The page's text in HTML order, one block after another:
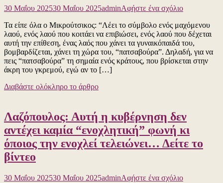
δικαιοσύνη,
αν
δεν
ήταν
ήδη
φυλακή!
Δείτε
της
30 Μαΐου 202530 Μαΐου 2025adminΑφήστε ένα σχόλιογια
για
“Πρέπει
να
πεις
τη
σημαία
ενός
μαχόμενου
Τα είπε όλα ο Μικρούτσικος: “Λέει το σύμβολο ενός μαχόμενου
λαού, ενός λαού που κοιτάει να επιβιώσει, ενός λαού που δέχεται
αυτή την επίθεση, ένας λαός που χάνει τα γυναικόπαιδά του,
βομβαρδίζεται, χάνει τη χώρα του, “πατσαβούρα”. Δηλαδή, για να
πεις “πατσαβούρα” τη σημαία ενός κράτους, που βρίσκεται στην
άκρη του γκρεμού, εγώ αν το […]
Διαβάστε ολόκληρο το άρθρο
Λαζόπουλος: Αυτή η κυβέρνηση δεν
αντέχει καμία “ενοχλητική” φωνή κι
όποιος την ενοχλεί τελειώνει… Δείτε το
βίντεο
30 Μαΐου 202530 Μαΐου 2025adminΑφήστε ένα σχόλιογια